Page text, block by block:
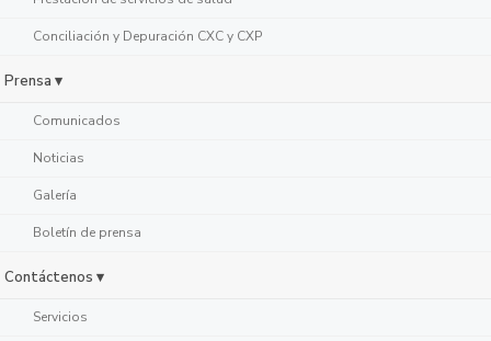
Conciliación y Depuración CXC y CXP
Prensa ▾
Comunicados
Noticias
Galería
Boletín de prensa
Contáctenos ▾
Servicios